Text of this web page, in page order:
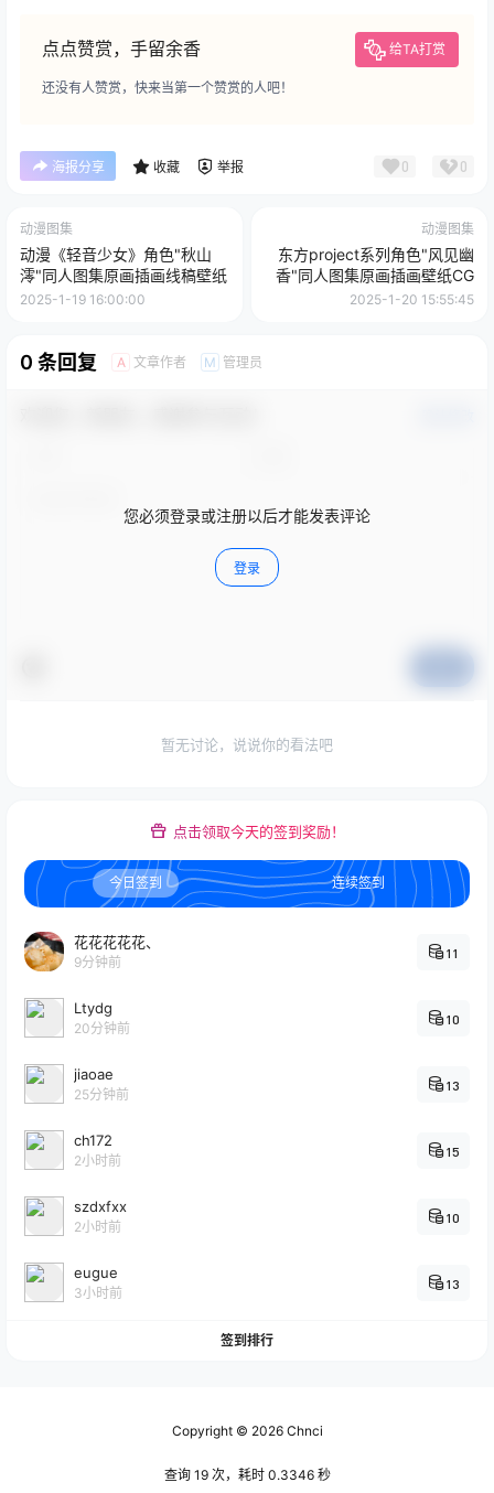
点点赞赏，手留余香 给TA打赏
还没有人赞赏，快来当第一个赞赏的人吧！
海报分享 收藏 举报 0 0
动漫图集
动漫《轻音少女》角色"秋山
澪"同人图集原画插画线稿壁纸
2025-1-19 16:00:00
动漫图集
东方project系列角色"风见幽
香"同人图集原画插画壁纸CG
2025-1-20 15:55:45
0 条回复 A 文章作者 M 管理员
您必须登录或注册以后才能发表评论
登录
暂无讨论，说说你的看法吧
点击领取今天的签到奖励！
今日签到 连续签到
花花花花花、
9分钟前
11
Ltydg
20分钟前
10
jiaoae
25分钟前
13
ch172
2小时前
15
szdxfxx
2小时前
10
eugue
3小时前
13
签到排行
Copyright © 2026Chnci
查询 19 次，耗时 0.3346 秒